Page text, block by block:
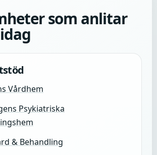
som anlitar
Vårdhem
Psykiatriska
& Behandling